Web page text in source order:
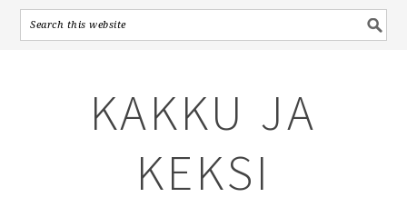
KAKKU JA
KEKSI